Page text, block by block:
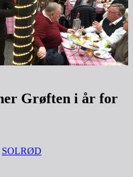
Grøften i år for
SOLRØD